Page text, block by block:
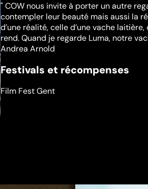
" COW nous invite à porter un autre
contempler leur beauté mais aussi la
d’une réalité, celle d’une vache
rend. Quand je regarde Luma, notre
Andrea Arnold
Festivals et récompenses
Film Fest Gent